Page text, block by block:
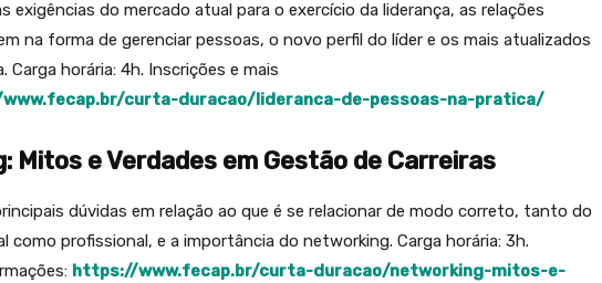
exigências do mercado atual para o exercício da liderança, as relações
na forma de gerenciar pessoas, o novo perfil do líder e os mais atualizados
Carga horária: 4h. Inscrições e mais
curta-duracao/lideranca-de-pessoas-na-pratica/
Mitos e Verdades em Gestão de Carreiras
dúvidas em relação ao que é se relacionar de modo correto, tanto do
como profissional, e a importância do networking. Carga horária: 3h.
https://www.fecap.br/curta-duracao/networking-mitos-e-